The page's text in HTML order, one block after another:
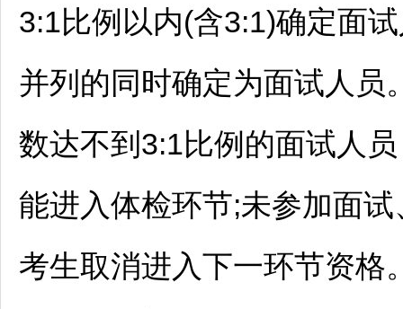
3:1比例以内(含3:1)确定面
并列的同时确定为面试人员
数达不到3:1比例的面试人
能进入体检环节;未参加面
考生取消进入下一环节资格